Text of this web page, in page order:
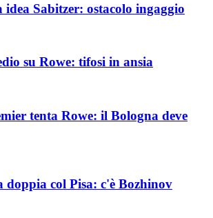
idea Sabitzer: ostacolo ingaggio
su Rowe: tifosi in ansia
tenta Rowe: il Bologna deve
col Pisa: c'è Bozhinov